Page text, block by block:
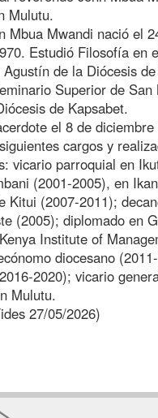
Mulutu.
Mbua Mwandi nació el
Estudió Filosofía en
de la Diócesis
Superior de San
de Kapsabet.
el 8 de
cargos y
vicario parroquial en
(2001-2005), en
Kitui (2007-2011);
(2005); diplomado en
Institute of
diocesano
2020); vicario
Mulutu.
27/05/2026)